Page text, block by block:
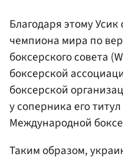
Благодаря этому
чемпиона мира по
боксерского совета
боксерской
боксерской
у соперника его
Международной
Таким образом,